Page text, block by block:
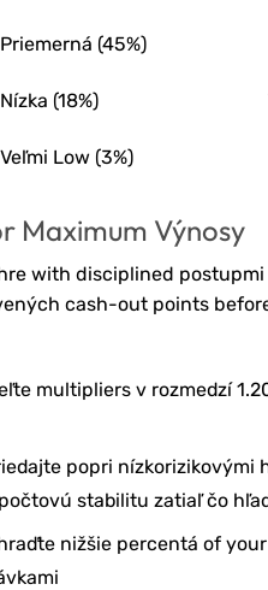
Priemerná (45%)
Nízka (18%)
Veľmi Low (3%)
Maximum Výnosy
with disciplined
cash-out points
multipliers v rozmedzí
popri nízkorizikovými
stabilitu zatiaľ čo
nižšie percentá of